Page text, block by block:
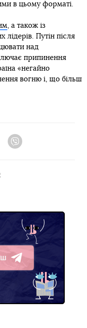
в цьому форматі.
, а також із
Путін після
над
припинення
«негайно
вогню і, що більш
Telegram